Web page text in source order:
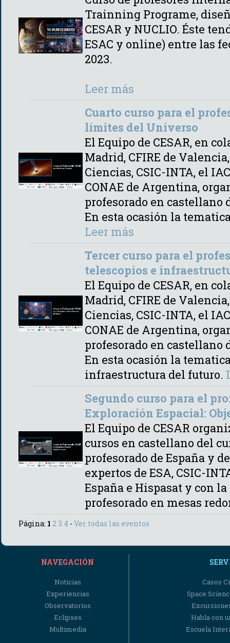
Trainning Programe,
CESAR y NUCLIO. Éste
ESAC y online) entre las
2023.
Leer más
Cuarto curso para el
límites del Universo
El Equipo de CESAR, en
Madrid, CFIRE de
Ciencias, CSIC-INTA, el
CONAE de Argentina,
profesorado en castellano
En esta ocasión la
Leer más
Tercer curso para el
telescopios e
El Equipo de CESAR, en
Madrid, CFIRE de
Ciencias, CSIC-INTA, el
CONAE de Argentina,
profesorado en castellano
En esta ocasión la
infraestructura del futuro.
Segundo curso para el
Exploración Espacial:
El Equipo de CESAR
cursos en castellano del
profesorado de España y
expertos de ESA, CSIC-
España e Hispasat y con
profesorado en mesas
Página: 1 2 3 4 - Ver todas las eventos
NAVEGACIÓN
Noticias
Experiencias
Observatorios
Eclipses
Multimedia
Casos
Space
Habla con
Escuela